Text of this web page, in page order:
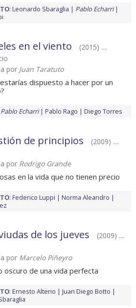
: Leonardo Sbaraglia
Pablo Echarri
en el viento
(2015) ....
por Juan Taratuto
dispuesto a hacer por un
Pablo Echarri Pablo Rago Diego Torres
de principios
(2009) ....
por Rodrigo Grande
en la vida que no tienen precio
: Federico Luppi
Norma Aleandro
de los jueves
(2009) ....
por Marcelo Piñeyro
oscuro de una vida perfecta
: Ernesto Alterio
Juan Diego Botto